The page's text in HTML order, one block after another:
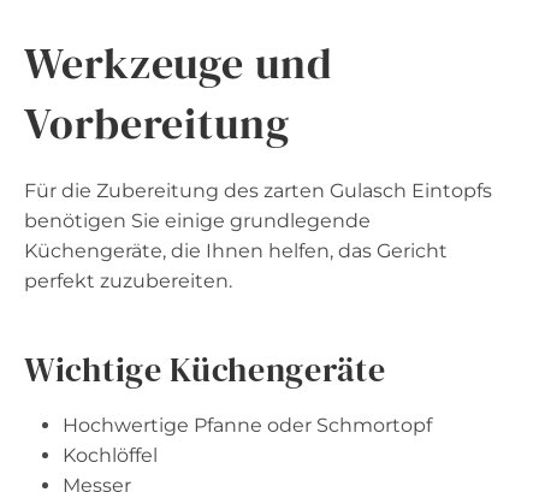
Werkzeuge und
Vorbereitung
Für die Zubereitung des zarten Gulasch Eintopfs
benötigen Sie einige grundlegende
Küchengeräte, die Ihnen helfen, das Gericht
perfekt zuzubereiten.
Wichtige Küchengeräte
Hochwertige Pfanne oder Schmortopf
Kochlöffel
Messer